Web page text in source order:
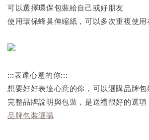
可以選擇環保包裝給自己或好朋友
使用環保蜂巢伸縮紙，可以多次重複使
:::表達心意的你:::
想要好好表達心意的你，可以選購品牌包
完整品牌說明與包裝，是送禮很好的選項
品牌包裝選購